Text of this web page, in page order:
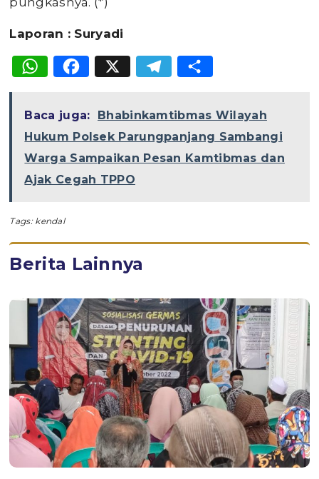
Laporan : Suryadi
WhatsApp
Facebook
X Telegram
Baca juga:
Bhabinkamtibmas Wilayah
Hukum Polsek Parungpanjang Sambangi
Warga Sampaikan Pesan Kamtibmas dan
Ajak Cegah TPPO
Tags: kendal
Berita Lainnya